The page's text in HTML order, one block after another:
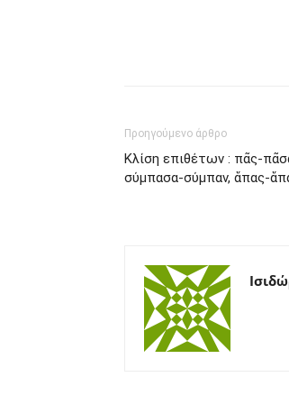
Προηγούμενο άρθρο
Κλίση επιθέτων : πᾶς-
σύμπασα-σύμπαν, ἅπας-